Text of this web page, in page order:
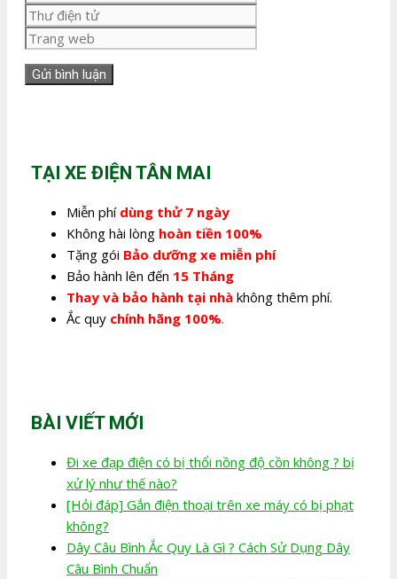
tử
TẠI XE ĐIỆN TÂN MAI
Miễn phí dùng thử 7 ngày
Không hài lòng hoàn tiền 100%
Tặng gói Bảo dưỡng xe miễn phí
Bảo hành lên đến 15 Tháng
Thay và bảo hành tại nhà không thêm phí.
Ắc quy chính hãng 100%.
BÀI VIẾT MỚI
Đi xe đạp điện có bị thổi nồng độ cồn không ? bị
xử lý như thế nào?
[Hỏi đáp] Gắn điện thoại trên xe máy có bị phạt
không?
Dây Câu Bình Ắc Quy Là Gì ? Cách Sử Dụng Dây
Câu Bình Chuẩn